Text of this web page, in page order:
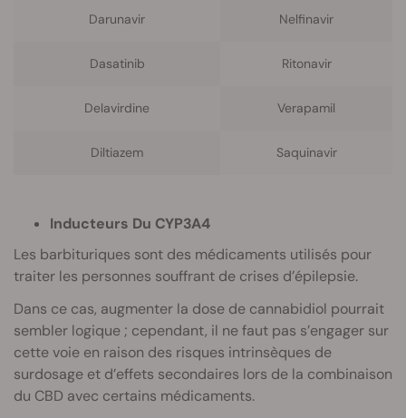
Darunavir Nelfinavir
Dasatinib Ritonavir
Delavirdine Verapamil
Diltiazem Saquinavir
Inducteurs Du CYP3A4
Les barbituriques sont des médicaments utilisés pour
traiter les personnes souffrant de crises d’épilepsie.
Dans ce cas, augmenter la dose de cannabidiol pourrait
sembler logique ; cependant, il ne faut pas s’engager sur
cette voie en raison des risques intrinsèques de
surdosage et d’effets secondaires lors de la combinaison
du CBD avec certains médicaments.